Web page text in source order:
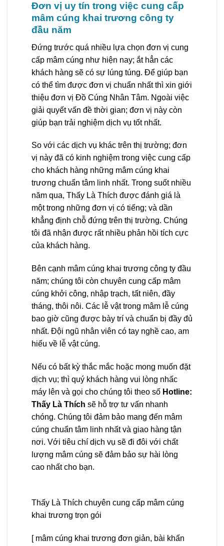
Đơn vị uy tín trong việc cung cấp
mâm cúng khai trương công ty
đầu năm
Đứng trước quá nhiều lựa chọn đơn vị cung
cấp mâm cúng như hiện nay; ắt hẳn các
khách hàng sẽ có sự lúng túng. Để giúp bạn
có thể tìm được đơn vị chuẩn nhất thì xin giới
thiệu đơn vị Đồ Cúng Nhân Tâm. Ngoài việc
giải quyết vấn đề thời gian; đơn vị này còn
giúp bạn trải nghiệm dịch vụ tốt nhất.
So với các dịch vụ khác trên thị trường; đơn
vị này đã có kinh nghiệm trong việc cung cấp
cho khách hàng những mâm cúng khai
trương chuẩn tâm linh nhất. Trong suốt nhiều
năm qua, Thấy Là Thích được đánh giá là
một trong những đơn vị có tiếng; và dần
khẳng định chỗ đứng trên thị trường. Chúng
tôi đã nhận được rất nhiều phản hồi tích cực
của khách hàng.
Bên cạnh mâm cúng khai trương công ty đầu
năm; chúng tôi còn chuyên cung cấp mâm
cúng khởi công, nhập trạch, tất niên, đầy
tháng, thôi nôi. Các lễ vật trong mâm lễ cúng
bao giờ cũng được bày trí và chuẩn bị đầy đủ
nhất. Đội ngũ nhân viên có tay nghề cao, am
hiểu về lễ vật cúng.
Nếu có bất kỳ thắc mắc hoặc mong muốn đặt
dịch vụ; thì quý khách hàng vui lòng nhấc
máy lên và gọi cho chúng tôi theo số Hotline:
Thấy Là Thích sẽ hỗ trợ tư vấn nhanh
chóng. Chúng tôi đảm bảo mang đến mâm
cúng chuẩn tâm linh nhất và giao hàng tận
nơi. Với tiêu chí dịch vụ sẽ đi đôi với chất
lượng mâm cúng sẽ đảm bảo sự hài lòng
cao nhất cho bạn.
Thấy Là Thích chuyên cung cấp mâm cúng
khai trương trọn gói
[ mâm cúng khai trương đơn giản, bài khấn